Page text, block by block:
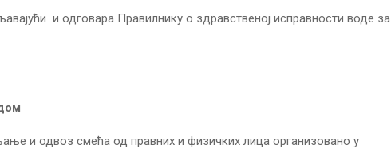
и одговара Правилнику о здравственој исправности воде за
и одвоз смећа од правних и физичких лица организовано у